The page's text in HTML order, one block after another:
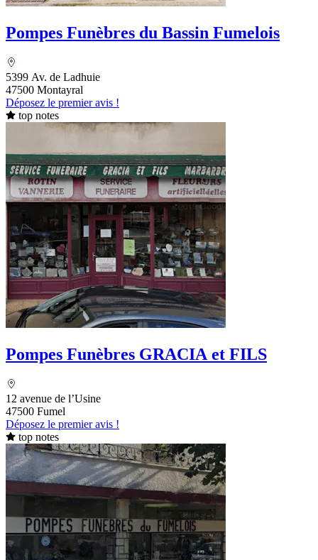
Pompes Funèbres du Bassin Fumelois
5399 Av. de Ladhuie
47500 Montayral
Déposez le premier avis !
top notes
Pompes Funèbres GRACIA et FILS
12 avenue de l’Usine
47500 Fumel
Déposez le premier avis !
top notes